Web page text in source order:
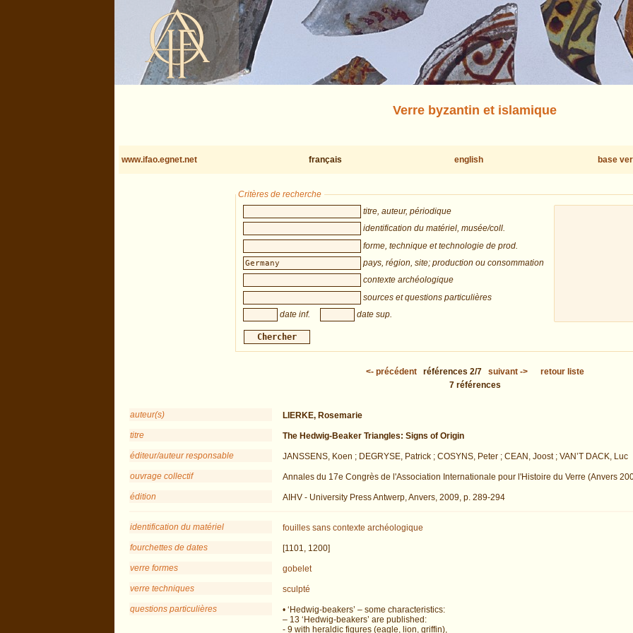
Verre byzantin et islamique
www.ifao.egnet.net français english base
Critères de recherche
titre, auteur, périodique
identification du matériel, musée/coll.
forme, technique et technologie de prod.
pays, région, site; production ou consommation
contexte archéologique
sources et questions particulières
date inf.
date sup.
<- précédent références 2/7 suivant->
retour liste
7 références
auteur(s)
LIERKE, Rosemarie
titre
The Hedwig-Beaker Triangles: Signs of Origin
éditeur/auteur responsable
JANSSENS, Koen ; DEGRYSE, Patrick ; COSYNS, Peter ; CEAN, Joost ; VAN’T DACK, Luc
ouvrage collectif
Annales du 17e Congrès de l'Association Internationale pour l'Histoire du Verre (Anvers
édition
AIHV - University Press Antwerp, Anvers, 2009, p. 289-294
identification du matériel fouilles sans contexte archéologique
fourchettes de dates
[1101, 1200]
verre formes
gobelet
verre techniques
sculpté
questions particulières
• ‘Hedwig-beakers’ – some characteristics:
– 13 ‘Hedwig-beakers’ are published:
- 9 with heraldic figures (eagle, lion, griffin),